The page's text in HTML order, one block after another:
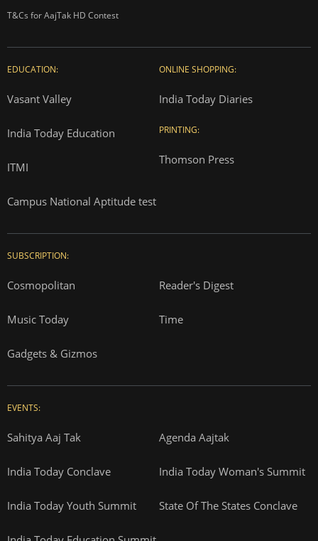
T&Cs for AajTak HD Contest
EDUCATION:
Vasant Valley
India Today Education
ITMI
Campus National Aptitude test
ONLINE SHOPPING:
India Today Diaries
PRINTING:
Thomson Press
SUBSCRIPTION:
Cosmopolitan Reader's Digest
Music Today Time
Gadgets & Gizmos
EVENTS:
Sahitya Aaj Tak Agenda Aajtak
India Today Conclave India Today Woman's Summit
India Today Youth Summit State Of The States Conclave